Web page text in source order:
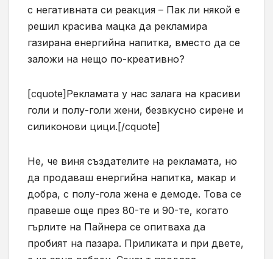
с негативната си реакция – Пак ли някой е
решил красива мацка да рекламира
газирана енергийна напитка, вместо да се
заложи на нещо по-креативно?
[cquote]Рекламата у нас залага на красиви
голи и полу-голи жени, безвкусно сирене и
силиконови цици.[/cquote]
Не, че виня създателите на рекламата, но
да продаваш енергийна напитка, макар и
добра, с полу-гола жена е демоде. Това се
правеше още през 80-те и 90-те, когато
гърлите на Пайнера се опитваха да
пробият на пазара. Приликата и при двете,